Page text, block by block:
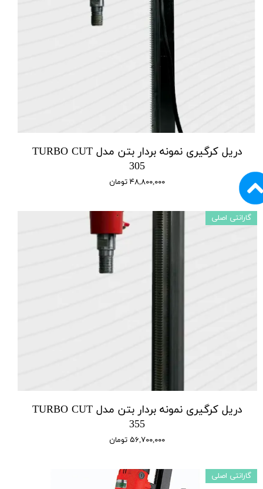
دریل کرگیری نمونه بردار بتن مدل TURBO CUT
305
۴۸,۸۰۰,۰۰۰ تومان
دریل کرگیری نمونه بردار بتن مدل TURBO CUT
355
۵۶,۷۰۰,۰۰۰ تومان
گارانتی اصلی
گارانتی اصلی